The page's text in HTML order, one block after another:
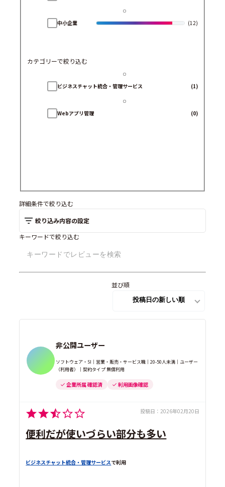
中小企業 (12)
カテゴリーで絞り込む
ビジネスチャット統合・管理サービス (1)
Webアプリ管理 (0)
詳細条件で絞り込む
絞り込み内容の設定
キーワードで絞り込む
並び順
非公開ユーザー
ソフトウェア・SI｜営業・販売・サービス職｜20-50人未満｜ユーザー
（利用者）｜契約タイプ 無償利用
企業所属 確認済 利用画像確認
投稿日： 2026年02月20日
便利だが使いづらい部分も多い
ビジネスチャット統合・管理サービスで利用